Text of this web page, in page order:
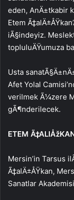
eden, AnÄ±tkabir
Etem
iÃ§indeyiz.
topluluÄŸumuza
Usta
Afet Yolal
verilmek Ã¼zere
gÃ¶nderilecek.
ETEM
Mersin’in Tarsus
Ã‡alÄ±ÅŸkan,
Sanatlar